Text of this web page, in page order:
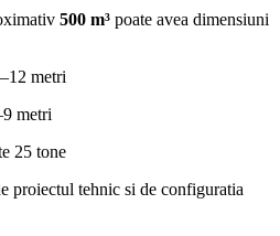
500 m³ poate avea dimensiuni
metri
metri
25 tone
proiectul tehnic si de configuratia